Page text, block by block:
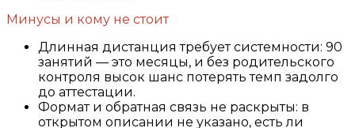
Минусы и кому не стоит
Длинная дистанция требует системности: 90
занятий — это месяцы, и без родительского
контроля высок шанс потерять темп задолго
до аттестации.
Формат и обратная связь не раскрыты: в
открытом описании не указано, есть ли